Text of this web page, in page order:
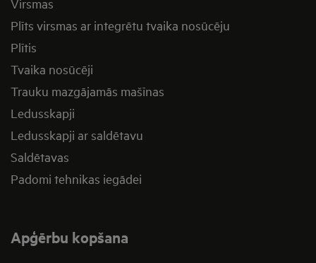
Plīts virsmas ar integrētu tvaika nosūcēju
Plītis
Tvaika nosūcēji
Trauku mazgājamās mašīnas
Ledusskapji
Ledusskapji ar saldētavu
Saldētavas
Padomi tehnikas iegādei
Apģērbu kopšana